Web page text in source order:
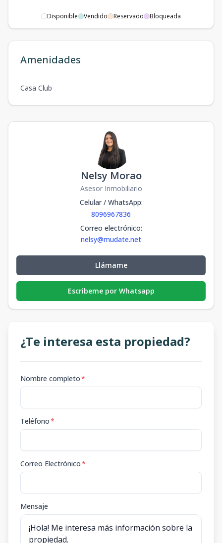
Disponible Vendido Reservado Bloqueada
Amenidades
Casa Club
Nelsy Morao
Asesor Inmobiliario
Celular / WhatsApp:
8096967836
Correo electrónico:
nelsy@mudate.net
Llámame
Escribeme por Whatsapp
¿Te interesa esta propiedad?
Nombre completo*
Teléfono*
Correo Electrónico*
Mensaje